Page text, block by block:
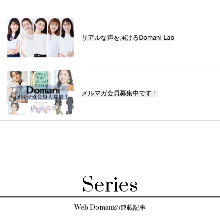
リアルな声を届けるDomani Lab
メルマガ会員募集中です！
Series
Web Domaniの連載記事